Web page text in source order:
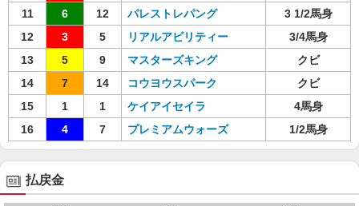
11
6 12 パレストレパング
3 1/2馬身
12
3 5 リアルアビリティー
3/4馬身
13
5 9 マスターズキング
クビ
14
7 14 コウヨウスパーク
クビ
15
1 1 ケイアイセイラ
4馬身
16
4 7 プレミアムウォーズ 1/2馬身
払戻金